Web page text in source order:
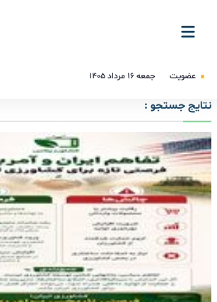
عضویت جمعه ۱۶ مرداد ۱۴۰۵
نتایج جستجو :